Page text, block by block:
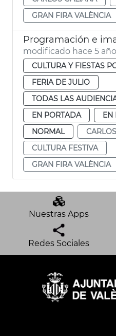
GRAN FIRA VALÈNCIA
modificado hace 5
CULTURA Y FIESTAS
FERIA DE JULIO
TODAS LAS
EN PORTADA
EN
NORMAL
CULTURA FESTIVA
GRAN FIRA VALÈNCIA
Nuestras Apps
Redes Sociales